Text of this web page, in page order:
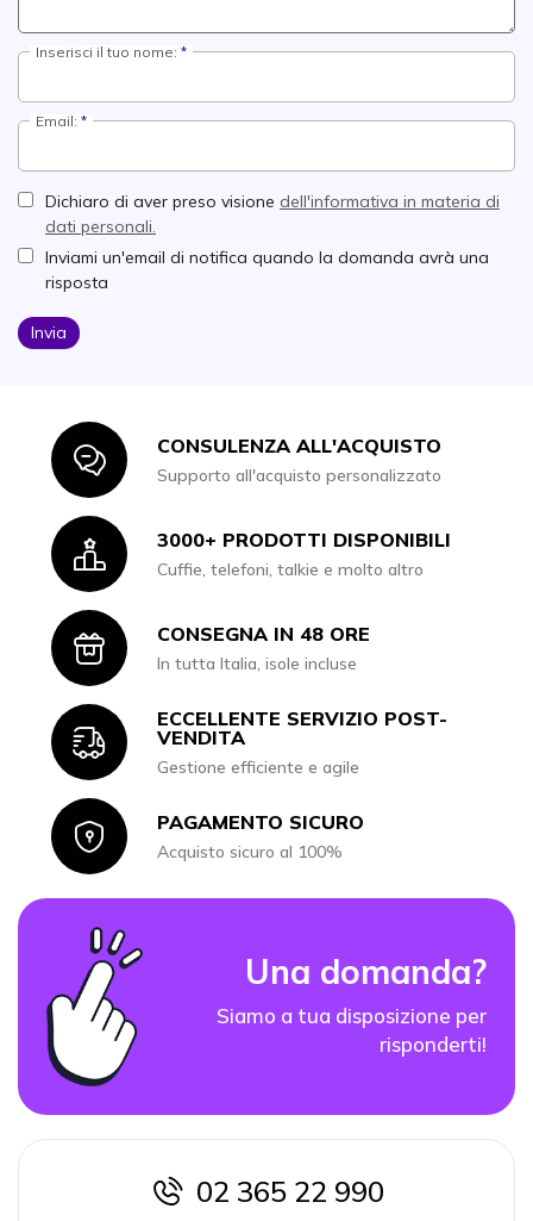
Inserisci il tuo nome:
Email:
Dichiaro di aver preso visione dell'informativa in materia di
dati personali.
Inviami un'email di notifica quando la domanda avrà una
risposta
Invia
IconCONSULENZA ALL'ACQUISTO
Supporto all'acquisto personalizzato
Icon3000+ PRODOTTI DISPONIBILI
Cuffie, telefoni, talkie e molto altro
IconCONSEGNA IN 48 ORE
In tutta Italia, isole incluse
Icon
ECCELLENTE SERVIZIO POST-
VENDITA
Gestione efficiente e agile
IconPAGAMENTO SICURO
Acquisto sicuro al 100%
Una domanda?
Siamo a tua disposizione per
risponderti!
icon
02 365 22 990